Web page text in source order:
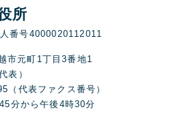
所
番号4000020112011
市元町1丁目3番地1
表）
（代表ファクス番号）
分から午後4時30分